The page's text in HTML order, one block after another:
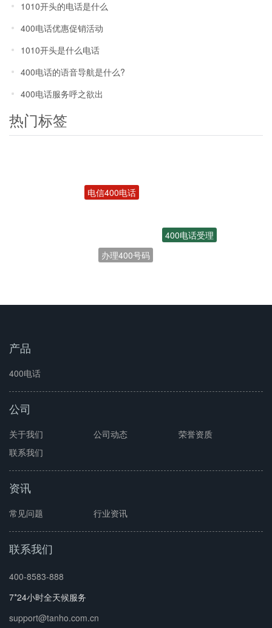
1010开头的电话是什么
400电话优惠促销活动
1010开头是什么电话
400电话的语音导航是什么?
400电话服务呼之欲出
热门标签
联通400电话
400电话受理
电信400电话
产品
400电话
公司
关于我们 公司动态
荣誉资质
联系我们
资讯
常见问题 行业资讯
联系我们
400-8583-888
7*24小时全天候服务
support@tanho.com.cn